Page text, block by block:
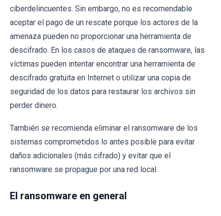
ciberdelincuentes. Sin embargo, no es recomendable
aceptar el pago de un rescate porque los actores de la
amenaza pueden no proporcionar una herramienta de
descifrado. En los casos de ataques de ransomware, las
víctimas pueden intentar encontrar una herramienta de
descifrado gratuita en Internet o utilizar una copia de
seguridad de los datos para restaurar los archivos sin
perder dinero.
También se recomienda eliminar el ransomware de los
sistemas comprometidos lo antes posible para evitar
daños adicionales (más cifrado) y evitar que el
ransomware se propague por una red local.
El ransomware en general